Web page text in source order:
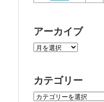
アーカイブ
カテゴリー